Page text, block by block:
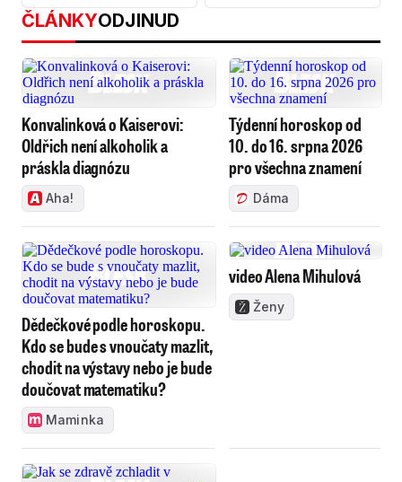
ČLÁNKYODJINUD
Konvalinková o Kaiserovi:
Oldřich není alkoholik a
práskla diagnózu
Aha!
Týdenní horoskop od
10. do 16. srpna 2026
pro všechna znamení
Dáma
Dědečkové podle horoskopu.
Kdo se bude s vnoučaty mazlit,
chodit na výstavy nebo je bude
doučovat matematiku?
Maminka
video Alena Mihulová
Ženy